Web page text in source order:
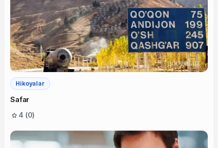
Hikoyalar
Safar
4 (0)